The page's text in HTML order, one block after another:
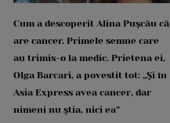
Cum a descoperit Alina Pușcău că
are cancer. Primele semne care
au trimis-o la medic. Prietena ei,
Olga Barcari, a povestit tot: „Și în
Asia Express avea cancer, dar
nimeni nu știa, nici ea”